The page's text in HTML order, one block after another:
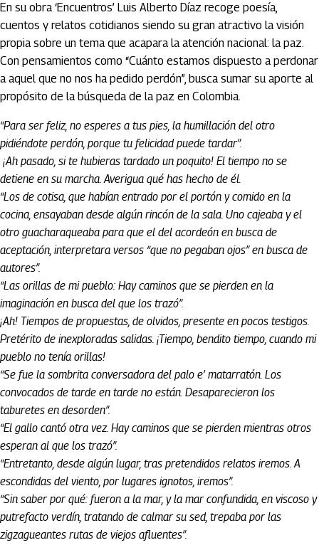
En su obra ‘Encuentros’ Luis Alberto Díaz recoge poesía,
cuentos y relatos cotidianos siendo su gran atractivo la visión
propia sobre un tema que acapara la atención nacional: la paz.
Con pensamientos como “Cuánto estamos dispuesto a perdonar
a aquel que no nos ha pedido perdón”, busca sumar su aporte al
propósito de la búsqueda de la paz en Colombia.
“Para ser feliz, no esperes a tus pies, la humillación del otro
pidiéndote perdón, porque tu felicidad puede tardar”.
¡Ah pasado, si te hubieras tardado un poquito! El tiempo no se
detiene en su marcha. Averigua qué has hecho de él.
“Los de cotisa, que habían entrado por el portón y comido en la
cocina, ensayaban desde algún rincón de la sala. Uno cajeaba y el
otro guacharaqueaba para que el del acordeón en busca de
aceptación, interpretara versos “que no pegaban ojos” en busca de
autores”.
“Las orillas de mi pueblo: Hay caminos que se pierden en la
imaginación en busca del que los trazó”.
¡Ah! Tiempos de propuestas, de olvidos, presente en pocos testigos.
Pretérito de inexploradas salidas. ¡Tiempo, bendito tiempo, cuando mi
pueblo no tenía orillas!
“Se fue la sombrita conversadora del palo e’ matarratón. Los
convocados de tarde en tarde no están. Desaparecieron los
taburetes en desorden”.
“El gallo cantó otra vez. Hay caminos que se pierden mientras otros
esperan al que los trazó”.
“Entretanto, desde algún lugar, tras pretendidos relatos iremos. A
escondidas del viento, por lugares ignotos, iremos”.
“Sin saber por qué: fueron a la mar, y la mar confundida, en viscoso y
putrefacto verdín, tratando de calmar su sed, trepaba por las
zigzagueantes rutas de viejos afluentes”.